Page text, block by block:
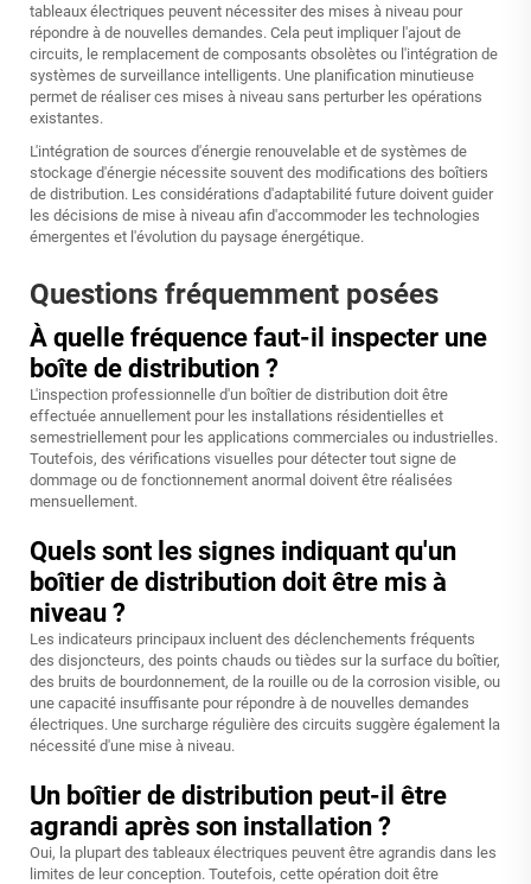
tableaux électriques peuvent nécessiter des mises à niveau pour
répondre à de nouvelles demandes. Cela peut impliquer l'ajout de
circuits, le remplacement de composants obsolètes ou l'intégration de
systèmes de surveillance intelligents. Une planification minutieuse
permet de réaliser ces mises à niveau sans perturber les opérations
existantes.
L'intégration de sources d'énergie renouvelable et de systèmes de
stockage d'énergie nécessite souvent des modifications des boîtiers
de distribution. Les considérations d'adaptabilité future doivent guider
les décisions de mise à niveau afin d'accommoder les technologies
émergentes et l'évolution du paysage énergétique.
Questions fréquemment posées
À quelle fréquence faut-il inspecter une
boîte de distribution ?
L'inspection professionnelle d'un boîtier de distribution doit être
effectuée annuellement pour les installations résidentielles et
semestriellement pour les applications commerciales ou industrielles.
Toutefois, des vérifications visuelles pour détecter tout signe de
dommage ou de fonctionnement anormal doivent être réalisées
mensuellement.
Quels sont les signes indiquant qu'un
boîtier de distribution doit être mis à
niveau ?
Les indicateurs principaux incluent des déclenchements fréquents
des disjoncteurs, des points chauds ou tièdes sur la surface du boîtier,
des bruits de bourdonnement, de la rouille ou de la corrosion visible, ou
une capacité insuffisante pour répondre à de nouvelles demandes
électriques. Une surcharge régulière des circuits suggère également la
nécessité d'une mise à niveau.
Un boîtier de distribution peut-il être
agrandi après son installation ?
Oui, la plupart des tableaux électriques peuvent être agrandis dans les
limites de leur conception. Toutefois, cette opération doit être